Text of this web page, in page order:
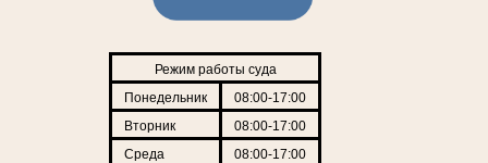
Режим работы суда
Понедельник
08:00-17:00
Вторник
08:00-17:00
Среда
08:00-17:00